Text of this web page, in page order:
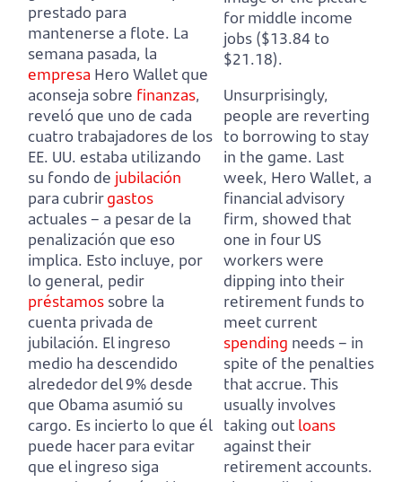
prestado para
mantenerse a flote. La
semana pasada, la
empresa Hero Wallet que
aconseja sobre finanzas,
reveló que uno de cada
cuatro trabajadores de los
EE. UU. estaba utilizando
su fondo de jubilación
para cubrirgastos
actuales – a pesar de la
penalización que eso
implica. Esto incluye, por
lo general, pedir
préstamos sobre la
cuenta privada de
jubilación. El ingreso
medio ha descendido
alrededor del 9% desde
que Obama asumió su
cargo. Es incierto lo que él
puede hacer para evitar
que el ingreso siga
for middle income
jobs ($13.84 to
$21.18).
Unsurprisingly,
people are reverting
to borrowing to stay
in the game. Last
week, Hero Wallet, a
financial advisory
firm, showed that
one in four US
workers were
dipping into their
retirement funds to
meet current
spending needs – in
spite of the penalties
that accrue. This
usually involves
taking out loans
against their
retirement accounts.